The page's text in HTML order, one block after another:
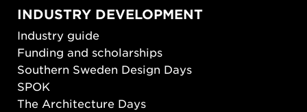
INDUSTRY DEVELOPMENT
Industry guide
Funding and scholarships
Southern Sweden Design Days
SPOK
The Architecture Days